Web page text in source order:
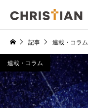
記事 連載・コラム
連載・コラム